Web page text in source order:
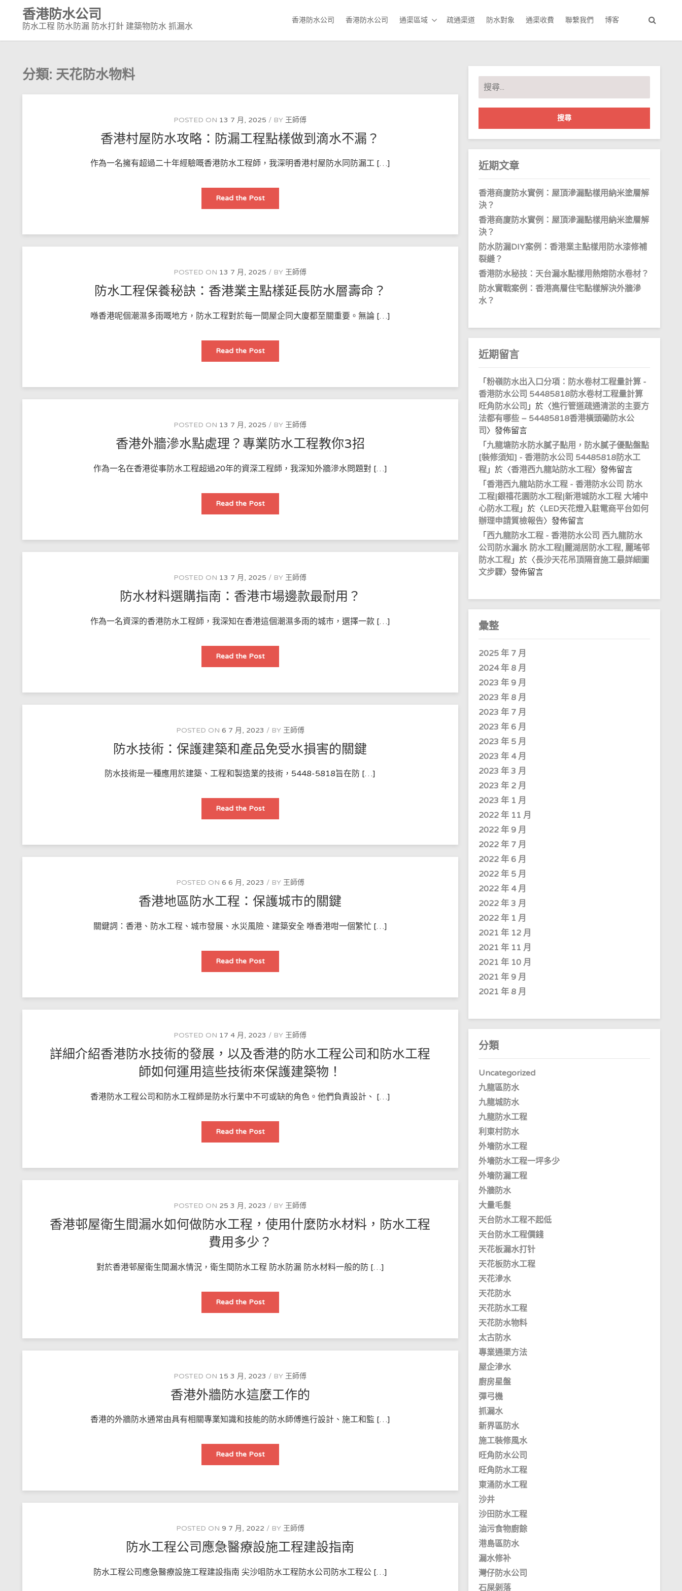
content
香港防水公司
防水工程 防水防漏 防水打針 建築物防水 抓漏水
香港防水公司 香港防水公司 通渠區域 疏通渠道 防水對象 通渠收費 聯繫我們 博客
分類: 天花防水物料
POSTED ON 13 7 月, 2025 BY 王師傅
香港村屋防水攻略：防漏工程點樣做到滴水不漏？
作為一名擁有超過二十年經驗嘅香港防水工程師，我深明香港村屋防水同防漏工 […]
Read the Post香
村
水
略：
工
程
點
樣
做
滴
水
POSTED ON 13 7 月, 2025 BY 王師傅
防水工程保養秘訣：香港業主點樣延長防水層壽命？
喺香港呢個潮濕多雨嘅地方，防水工程對於每一間屋企同大廈都至關重要。無論 […]
Read the Post防
工
養
訣：
業
主
點
樣
延
防
水
命？
POSTED ON 13 7 月, 2025 BY 王師傅
香港外牆滲水點處理？專業防水工程教你3招
作為一名在香港從事防水工程超過20年的資深工程師，我深知外牆滲水問題對 […]
Read the Post香
外
水
處
業
防
水
工
程
你
3
POSTED ON 13 7 月, 2025 BY 王師傅
防水材料選購指南：香港市場邊款最耐用？
作為一名資深的香港防水工程師，我深知在香港這個潮濕多雨的城市，選擇一款 […]
Read the Post防
材
購
南：
市
場
邊
款
最
用？
POSTED ON 6 7 月, 2023 BY 王師傅
防水技術：保護建築和產品免受水損害的關鍵
防水技術是一種應用於建築、工程和製造業的技術，5448-5818旨在防 […]
Read the Post防
技
護
築
品
免
受
水
損
關
POSTED ON 6 6 月, 2023 BY 王師傅
香港地區防水工程：保護城市的關鍵
關鍵詞：香港、防水工程、城市發展、水災風險、建築安全 喺香港咁一個繁忙 […]
Read the Post香
地
水
程：
城
市
的
關
鍵
POSTED ON 17 4 月, 2023 BY 王師傅
詳細介紹香港防水技術的發展，以及香港的防水工程公司和防水工程
師如何運用這些技術來保護建築物！
香港防水工程公司和防水工程師是防水行業中不可或缺的角色。他們負責設計、 […]
Read the Post詳
介
港
水
的
發
展，
以
及
香
港
水
工
司
和
水
師
何
這
些
技
術
來
護
建
POSTED ON 25 3 月, 2023 BY 王師傅
香港邨屋衛生間漏水如何做防水工程，使用什麼防水材料，防水工程
費用多少？
對於香港邨屋衛生間漏水情況，衛生間防水工程 防水防漏 防水材料一般的防 […]
Read the Post香
邨
生
漏
何
做
防
水
工
使
用
防
水
材
料，
程
POSTED ON 15 3 月, 2023 BY 王師傅
香港外牆防水這麼工作的
香港的外牆防水通常由具有相關專業知識和技能的防水師傅進行設計、施工和監 […]
Read the Post香
外
水
麼
的
POSTED ON 9 7 月, 2022 BY 王師傅
防水工程公司應急醫療設施工程建設指南
防水工程公司應急醫療設施工程建設指南 尖沙咀防水工程防水公司防水工程公 […]
搜
尋
關
字:
近期文章
香港商廈防水實例：屋頂滲漏點樣用納米塗層解
決？
香港商廈防水實例：屋頂滲漏點樣用納米塗層解
決？
防水防漏DIY案例：香港業主點樣用防水漆修補
裂縫？
香港防水秘技：天台漏水點樣用熱熔防水卷材？
防水實戰案例：香港高層住宅點樣解決外牆滲
水？
近期留言
「粉嶺防水出入口分項：防水卷材工程量計算 -
香港防水公司 54485818防水卷材工程量計算
旺角防水公司 」於〈進行管道疏通清淤的主要方
法都有哪些 – 54485818香港橫頭磡防水公
司 〉發佈留言
「九龍塘防水防水膩子點用，防水膩子優點盤點
[裝修須知] - 香港防水公司 54485818防水工
程 」於〈香港西九龍站防水工程〉發佈留言
「香港西九龍站防水工程 - 香港防水公司 防水
工程|銀禧花園防水工程|新港城防水工程 大埔中
心防水工程 」於〈LED天花燈入駐電商平台如何
辦理申請質檢報告〉發佈留言
「 西九龍防水工程 - 香港防水公司 西九龍防水
公司防水漏水 防水工程|麗湖居防水工程, 麗瑤邨
防水工程 」於〈長沙天花吊頂隔音施工最詳細圖
文步驟〉發佈留言
彙整
2025 年 7 月
2024 年 8 月
2023 年 9 月
2023 年 8 月
2023 年 7 月
2023 年 6 月
2023 年 5 月
2023 年 4 月
2023 年 3 月
2023 年 2 月
2023 年 1 月
2022 年 11 月
2022 年 9 月
2022 年 7 月
2022 年 6 月
2022 年 5 月
2022 年 4 月
2022 年 3 月
2022 年 1 月
2021 年 12 月
2021 年 11 月
2021 年 10 月
2021 年 9 月
2021 年 8 月
分類
Uncategorized
九龍區防水
九龍城防水
九龍防水工程
利東村防水
外墻防水工程
外墻防水工程一坪多少
外墻防漏工程
外牆防水
大量毛髮
天台防水工程不起低
天台防水工程價錢
天花板漏水打针
天花板防水工程
天花滲水
天花防水
天花防水工程
天花防水物料
太古防水
專業通渠方法
屋企滲水
廚房星盤
彈弓機
抓漏水
新界區防水
施工裝修風水
旺角防水公司
旺角防水工程
東涌防水工程
沙井
沙田防水工程
油污食物廚餘
港島區防水
漏水修补
灣仔防水公司
石屎剝落